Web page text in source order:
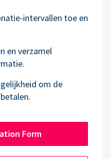
intervallen toe en
en verzamel
om de
Form